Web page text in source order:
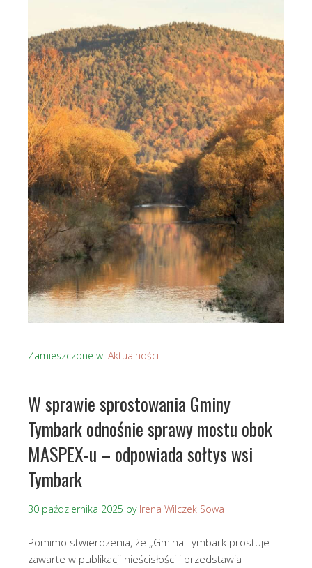
Zamieszczone w: Aktualności
W sprawie sprostowania Gminy
Tymbark odnośnie sprawy mostu obok
MASPEX-u – odpowiada sołtys wsi
Tymbark
30 października 2025 by Irena Wilczek Sowa
Pomimo stwierdzenia, że „Gmina Tymbark prostuje
zawarte w publikacji nieścisłości i przedstawia